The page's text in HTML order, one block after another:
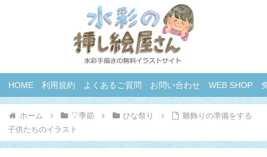
HOME 利用規約 よくあるご質問 お問い合わせ WEB SHOP
ホーム ▽季節 ひな祭り
雛飾りの準備をする
子供たちのイラスト